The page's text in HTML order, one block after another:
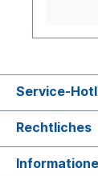
Service-
Rechtliches